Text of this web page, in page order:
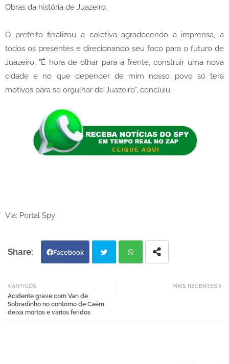
Obras da história de Juazeiro.
O prefeito finalizou a coletiva agradecendo a imprensa, a
todos os presentes e direcionando seu foco para o futuro de
Juazeiro, "É hora de olhar para a frente, construir uma nova
cidade e no que depender de mim nosso povo só terá
motivos para se orgulhar de Juazeiro", concluiu.
Via: Portal Spy
Facebook
MAIS RECENTES
ANTIGOS
Acidente grave com Van de
Sobradinho no contorno de Caém
deixa mortos e vários feridos